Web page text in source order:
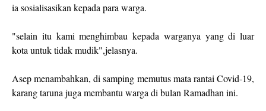
ia sosialisasikan kepada para warga.
"selain itu kami menghimbau kepada warganya yang di luar
kota untuk tidak mudik",jelasnya.
Asep menambahkan, di samping memutus mata rantai Covid-19,
karang taruna juga membantu warga di bulan Ramadhan ini.